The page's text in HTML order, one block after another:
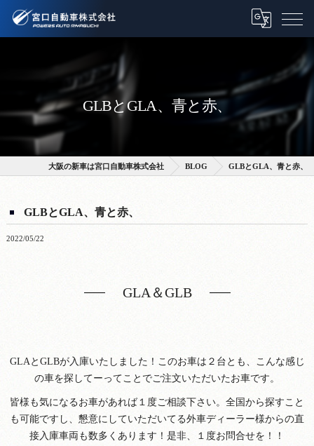
GLBとGLA、青と赤、
大阪の新車は宮口自動車株式会社 BLOG GLBとGLA、青と赤、
GLBとGLA、青と赤、
2022/05/22
GLA＆GLB
GLAとGLBが入庫いたしました！このお車は２台とも、こんな感じ
の車を探してーってことでご注文いただいたお車です。
皆様も気になるお車があれば１度ご相談下さい。全国から探すこと
も可能ですし、懇意にしていただいてる外車ディーラー様からの直
接入庫車両も数多くあります！是非、１度お問合せを！！